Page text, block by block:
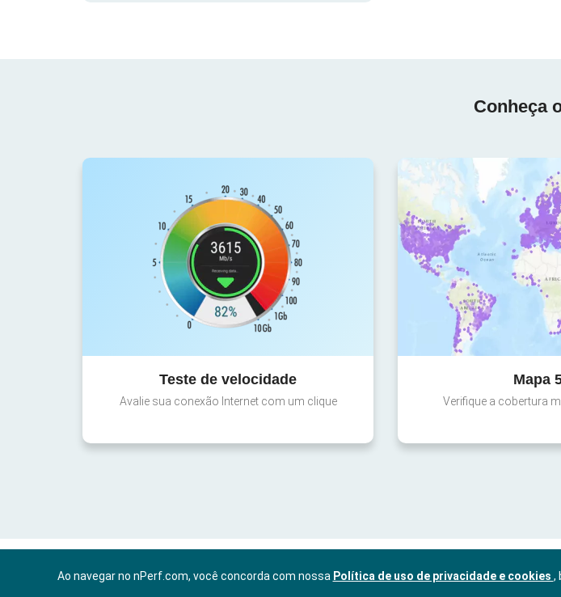
Conheça
Teste de velocidade
Avalie sua conexão Internet com um clique
Mapa
Verifique a cobertura
Ao navegar no nPerf.com, você concorda com nossa Política de uso de privacidade e cookies ,